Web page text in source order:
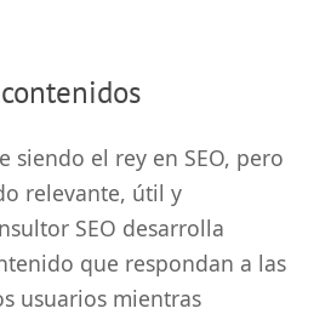
siendo el rey en SEO, pero
relevante, útil y
SEO desarrolla
que respondan a las
usuarios mientras